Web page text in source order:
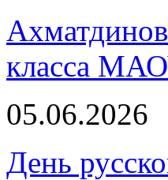
класса
05.06.2026
День